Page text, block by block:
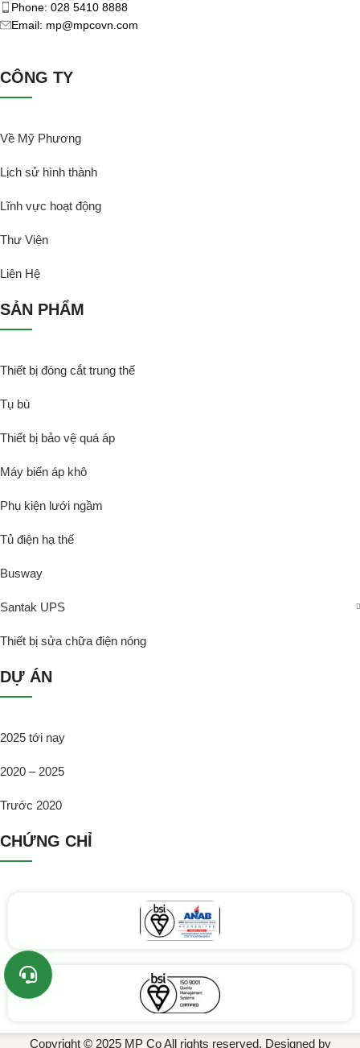
Phone: 028 5410 8888
Email: mp@mpcovn.com
CÔNG TY
Về Mỹ Phương
Lịch sử hình thành
Lĩnh vực hoạt động
Thư Viện
Liên Hệ
SẢN PHẨM
Thiết bị đóng cắt trung thế
Tụ bù
Thiết bị bảo vệ quá áp
Máy biến áp khô
Phụ kiện lưới ngầm
Tủ điện hạ thế
Busway
Santak UPS
Thiết bị sửa chữa điện nóng
DỰ ÁN
2025 tới nay
2020 – 2025
Trước 2020
CHỨNG CHỈ
Copyright © 2025 MP Co All rights reserved. Designed by